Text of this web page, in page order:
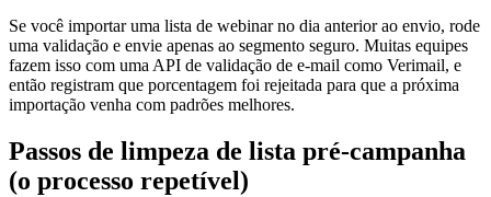
Se você importar uma lista de webinar no dia anterior ao envio, rode
uma validação e envie apenas ao segmento seguro. Muitas equipes
fazem isso com uma API de validação de e-mail como Verimail, e
então registram que porcentagem foi rejeitada para que a próxima
importação venha com padrões melhores.
Passos de limpeza de lista pré-campanha
(o processo repetível)